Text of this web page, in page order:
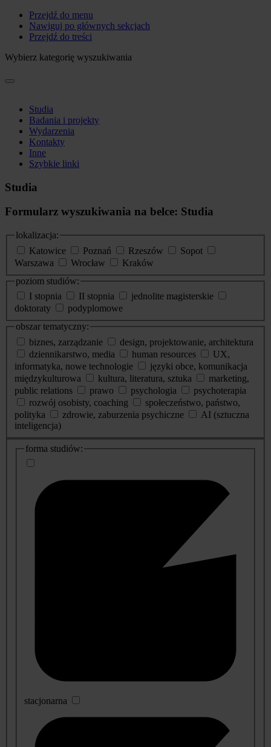
Przejdź do menu
Nawiguj po głównych sekcjach
Przejdź do treści
Wybierz kategorię wyszukiwania
Studia
Badania i projekty
Wydarzenia
Kontakty
Inne
Szybkie linki
Studia
Formularz wyszukiwania na belce: Studia
lokalizacja:
Katowice
Poznań Rzeszów
Sopot
Warszawa
Wrocław
Kraków
poziom studiów:
I stopnia
II stopnia
jednolite magisterskie
doktoraty
podyplomowe
obszar tematyczny:
biznes, zarządzanie
design, projektowanie, architektura
dziennikarstwo, media
human resources
UX,
informatyka, nowe technologie
języki obce, komunikacja
międzykulturowa
kultura, literatura, sztuka
marketing,
public relations
prawo psychologia
psychoterapia
rozwój osobisty, coaching
społeczeństwo, państwo,
polityka
zdrowie, zaburzenia psychiczne
AI (sztuczna
inteligencja)
dodatkowe
informacje
forma studiów:
stacjonarna